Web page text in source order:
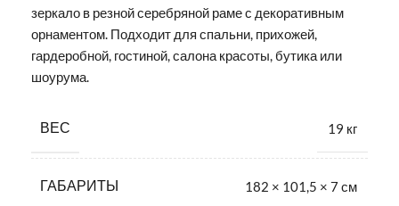
зеркало в резной серебряной раме с декоративным
орнаментом. Подходит для спальни, прихожей,
гардеробной, гостиной, салона красоты, бутика или
шоурума.
ВЕС 19 кг
ГАБАРИТЫ 182 × 101,5 × 7 см